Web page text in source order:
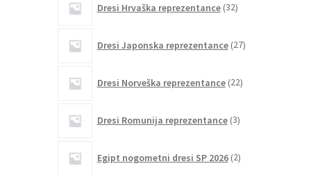
Dresi Hrvaška reprezentance 32izdelkov
Dresi Japonska reprezentance 27izdelkov
Dresi Norveška reprezentance 22izdelkov
Dresi Romunija reprezentance 3izdelki
Egipt nogometni dresi SP 2026 2izdelka